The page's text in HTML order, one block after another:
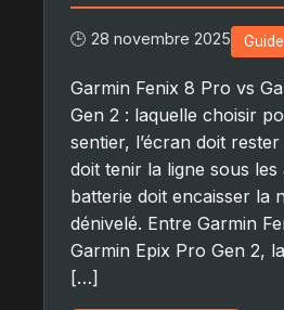
🕒 28 novembre 2025
Garmin Fenix 8 Pro vs
Gen 2 : laquelle choisir
sentier, l’écran doit rester
doit tenir la ligne sous les
batterie doit encaisser la
dénivelé. Entre Garmin
Garmin Epix Pro Gen 2,
[…]